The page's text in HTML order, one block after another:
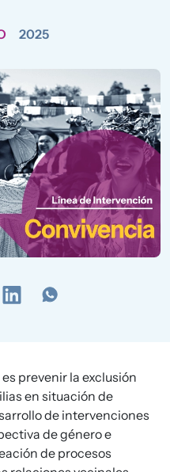
2025
prevenir la exclusión
en situación de
de intervenciones
de género e
de procesos